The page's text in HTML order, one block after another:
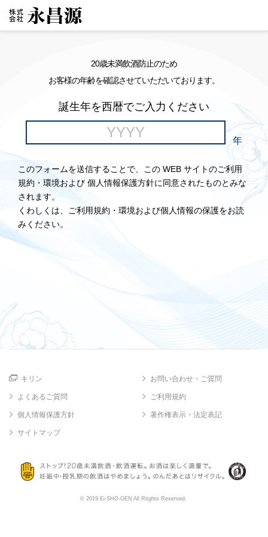
20歳未満飲酒防止のため
お客様の年齢を確認させていただいております。
誕生年を西暦でご入力ください
年
このフォームを送信することで、この WEB サイトのご利用
規約・環境および 個人情報保護方針に同意されたものとみな
されます。
くわしくは、ご利用規約・環境および個人情報の保護をお読
みください。
キリン お問い合わせ・ご質問
よくあるご質問 ご利用規約
個人情報保護方針 著作権表示・法定表記
サイトマップ
© 2019 Ei-SHO-GEN All Ritghts Reserved.